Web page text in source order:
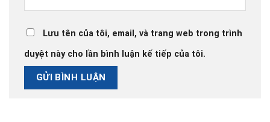
Lưu tên của tôi, email, và trang web trong trình
duyệt này cho lần bình luận kế tiếp của tôi.